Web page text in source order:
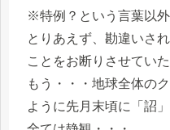
※特例？という言葉以
とりあえず、勘違いさ
ことをお断りさせていた
もう・・・地球全体の
ように先月末頃に「詔